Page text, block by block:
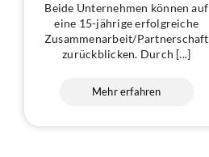
Beide Unternehmen können auf
eine 15-jährige erfolgreiche
Zusammenarbeit/Partnerschaft
zurückblicken. Durch [...]
Mehr erfahren